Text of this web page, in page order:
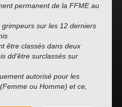
permanent de la FFME au
sur les 12 derniers
être classés dans deux
dd'être surclassés sur
autorisé pour les
ou Homme) et ce,